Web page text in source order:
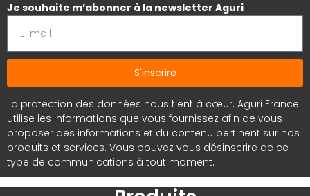
Je souhaite m’abonner à la newsletter Aguri
S'inscrire
La protection des données nous tient à cœur. Aguri France
utilise les informations que vous fournissez afin de vous
proposer des informations et du contenu pertinent sur nos
produits et services. Vous pouvez vous désinscrire de ce
type de communications à tout moment.